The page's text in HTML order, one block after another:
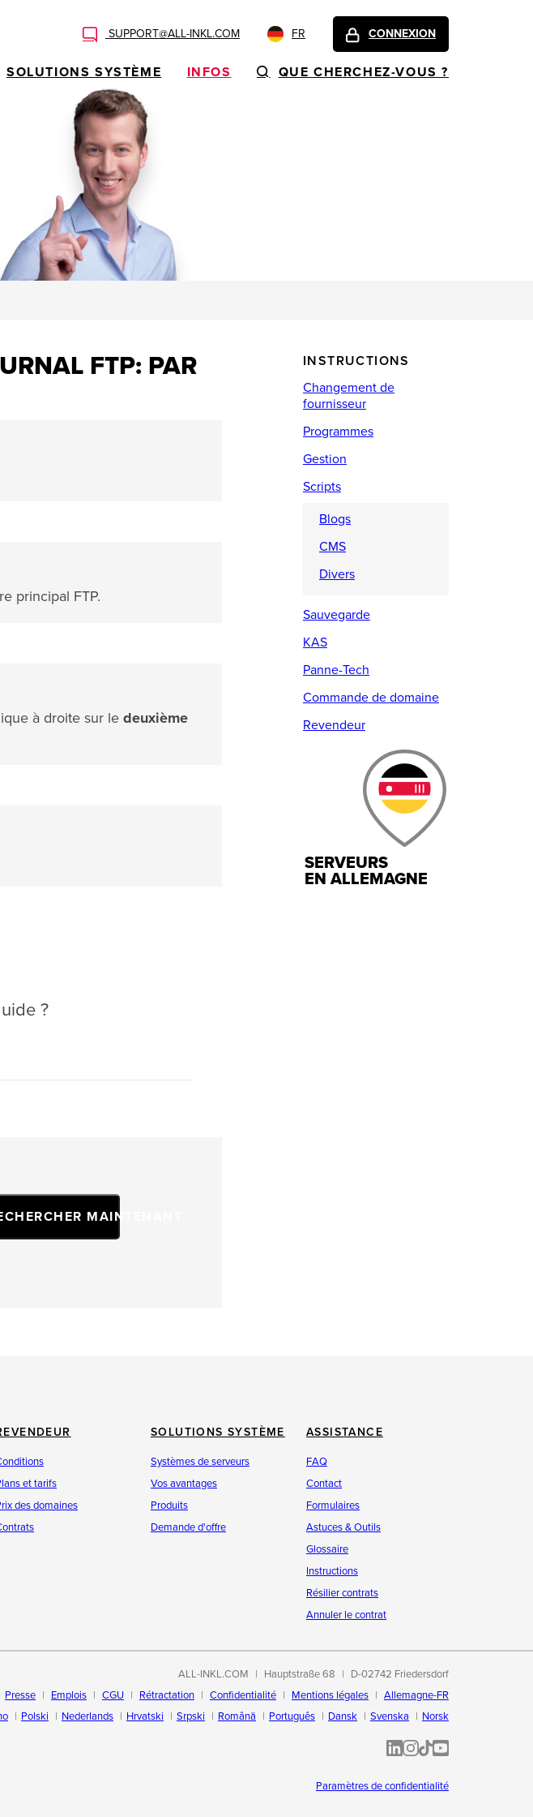
SUPPORT@ALL-INKL.COM FR CONNEXION
SOLUTIONS SYSTÈME INFOS QUE CHERCHEZ-VOUS ?
FTP: PAR
principal FTP.
à droite sur le deuxième
?
MAINTENANT
INSTRUCTIONS
Changement de
fournisseur
Programmes
Gestion
Scripts
Blogs
CMS
Divers
Sauvegarde
KAS
Panne-Tech
Commande de domaine
Revendeur
SERVEURS
EN ALLEMAGNE
et tarifs
des domaines
SOLUTIONS SYSTÈME
Systèmes de serveurs
Vos avantages
Produits
Demande d'offre
ASSISTANCE
FAQ
Contact
Formulaires
Astuces & Outils
Glossaire
Instructions
Résilier contrats
Annuler le contrat
ALL-INKL.COM Hauptstraße 68
D-02742 Friedersdorf
Presse Emplois CGU Rétractation Confidentialité Mentions légales
Allemagne-FR
Polski Nederlands Hrvatski Srpski Română Português Dansk Svenska Norsk
ALL-INKL.COM | LinkedIn
ALL-INKL.COM • Instagram
ALL-INKL.COM | TikTok
ALLINKL.COM -
Paramètres de confidentialité